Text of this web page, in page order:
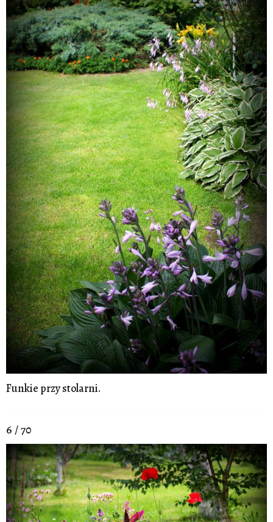
Funkie przy stolarni.
6 / 70